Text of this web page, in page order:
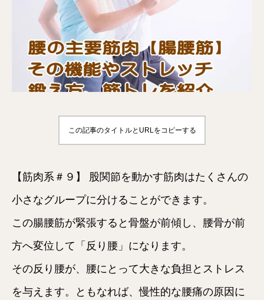
この記事のタイトルとURLをコピーする
【筋肉系＃９】 股関節を動かす筋肉はたくさんの
小さなグループに分けることができます。
この腸腰筋が緊張すると骨盤が前傾し、腰骨が前
方へ変位して「反り腰」になります。
その反り腰が、腰にとって大きな負担とストレス
を与えます。ともなれば、慢性的な腰痛の原因に